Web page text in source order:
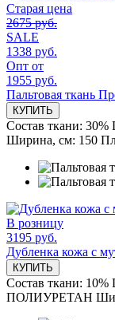
Старая цена
2675 руб.
SALE
1338 руб.
Опт от
1955 руб.
Пальтовая ткань
КУПИТЬ
Состав ткани:
Ширина, см: 150
В розницу
3195 руб.
Дубленка кожа с
КУПИТЬ
Состав ткани:
ПОЛИУРЕТАН